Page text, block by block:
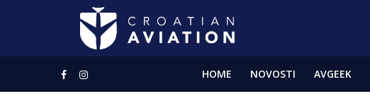
HOME NOVOSTI AVGEEK